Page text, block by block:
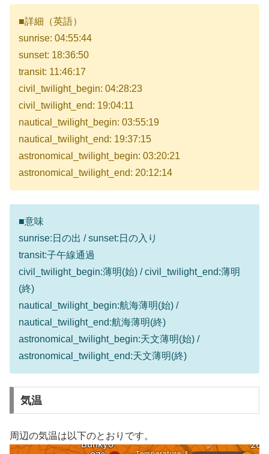
■詳細（英語）
sunrise: 04:55:44
sunset: 18:36:50
transit: 11:46:17
civil_twilight_begin: 04:28:23
civil_twilight_end: 19:04:11
nautical_twilight_begin: 03:55:19
nautical_twilight_end: 19:37:15
astronomical_twilight_begin: 03:20:21
astronomical_twilight_end: 20:12:14
■意味
sunrise:日の出 / sunset:日の入り
transit:子午線通過
civil_twilight_begin:薄明(始) / civil_twilight_end:薄明
(終)
nautical_twilight_begin:航海薄明(始) /
nautical_twilight_end:航海薄明(終)
astronomical_twilight_begin:天文薄明(始) /
astronomical_twilight_end:天文薄明(終)
気温
周辺の気温は以下のとおりです。